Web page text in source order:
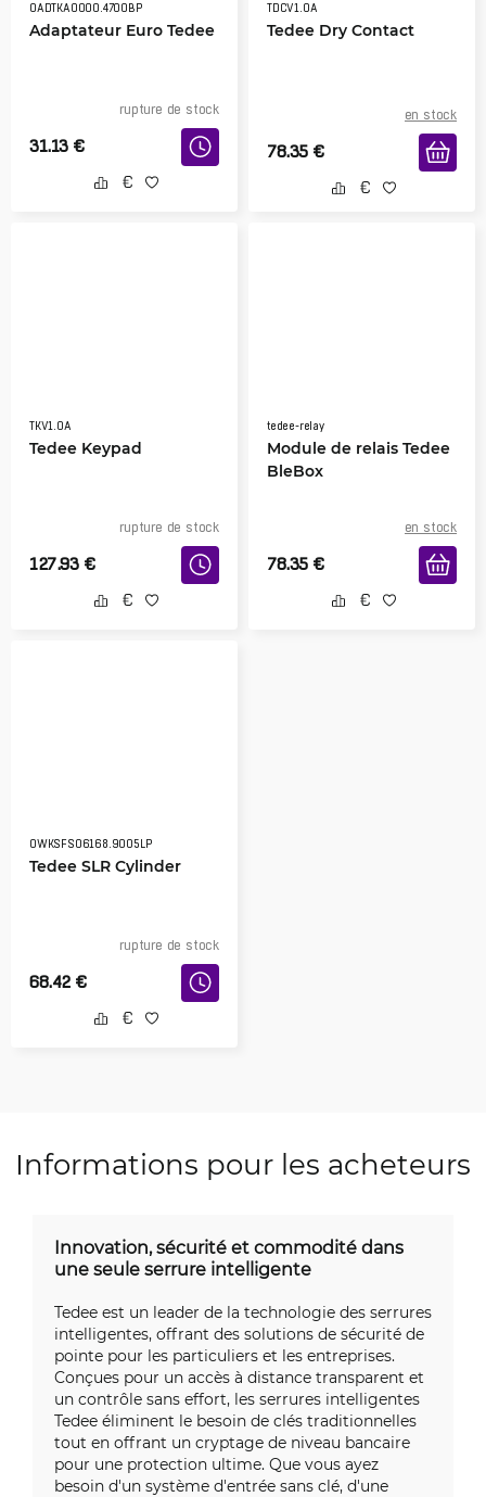
0ADTKA0000.4700BP
Adaptateur Euro Tedee
rupture de stock
31.13 €
TDCV1.0A
Tedee Dry Contact
en stock
78.35 €
TKV1.0A
Tedee Keypad
rupture de stock
127.93 €
tedee-relay
Module de relais Tedee
BleBox
en stock
78.35 €
0WKSFS06168.9005LP
Tedee SLR Cylinder
rupture de stock
68.42 €
Informations pour les acheteurs
Innovation, sécurité et commodité dans
une seule serrure intelligente
Tedee est un leader de la technologie des serrures
intelligentes, offrant des solutions de sécurité de
pointe pour les particuliers et les entreprises.
Conçues pour un accès à distance transparent et
un contrôle sans effort, les serrures intelligentes
Tedee éliminent le besoin de clés traditionnelles
tout en offrant un cryptage de niveau bancaire
pour une protection ultime. Que vous ayez
besoin d'un système d'entrée sans clé, d'une